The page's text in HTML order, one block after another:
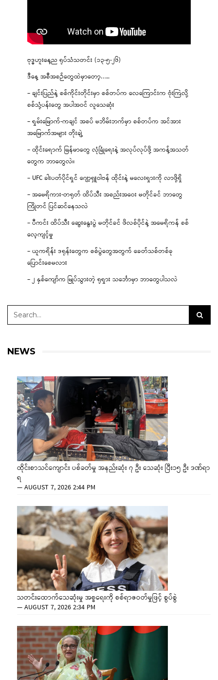
ဗုဒ္ဓဟူးနေ့ည ရုပ်သံသတင်း (၁၃-၅-၂၆)
ဒီနေ့ အစီအစဉ်တွေထဲမှာတော့…..
– ချင်းပြည်နဲ့ စစ်ကိုင်းတိုင်းမှာ စစ်တပ်က လေကြောင်းက ဗုံးကြဲလို့
စစ်သုံ့ပန်းတွေ အပါအဝင် လူသေဆုံး
– ရှမ်းမြောက်-ကချင် အစပ် မဘိမ်းဘက်မှာ စစ်တပ်က အင်အား
အမြောက်အများ တိုးချဲ့
– ထိုင်းရောက် မြန်မာတွေ လုံခြုံရေးနဲ့ အလုပ်လုပ်ဖို့ အကန့်အသတ်
တွေက ဘာတွေလဲ။
– UFC ခါးပတ်ပိုင်ရှင် ဂျော့ရှူဝါဗန် ထိုင်းနဲ့ မလေးရှားကို လာဖို့ရှိ
– အမေရိကား-တရုတ် ထိပ်သီး အစည်းအဝေး မတိုင်ခင် ဘာတွေ
ကြိုတင် ပြင်ဆင်နေသလဲ
– ပီကင်း ထိပ်သီး ဆွေးနွေးပွဲ မတိုင်ခင် ဖိလစ်ပိုင်နဲ့ အမေရိကန် စစ်
လေ့ကျင့်မှု
– ယူကရိန်း ဒရုန်းတွေက စစ်ပွဲတွေအတွက် ခေတ်သစ်တစ်ခု
ပြောင်းစေမလား
– ၂ နှစ်ကျော်က မြုပ်သွားတဲ့ ရုရှား သင်္ဘောမှာ ဘာတွေပါသလဲ
NEWS
ထိုင်းစာသင်ကျောင်း ပစ်ခတ်မှု အနည်းဆုံး ၇ ဦး သေဆုံး ပြီး၁၅ ဦး ဒဏ်ရာ
ရ
—AUGUST 7, 2026 2:44 PM
သတင်းထောက်သေဆုံးမှု အစ္စရေးကို စစ်ရာဇဝတ်မှုဖြင့် စွပ်စွဲ
—AUGUST 7, 2026 2:34 PM